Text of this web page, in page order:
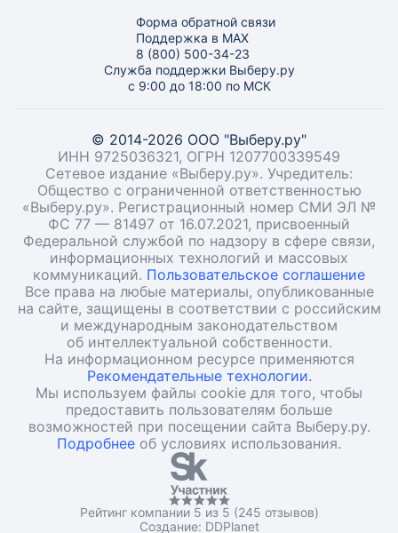
Форма обратной связи
Поддержка в MAX
8 (800) 500-34-23
Служба поддержки Выберу.ру
с 9:00 до 18:00 по МСК
© 2014-2026 ООО "Выберу.ру"
ИНН 9725036321, ОГРН 1207700339549
Сетевое издание «Выберу.ру». Учредитель:
Общество с ограниченной ответственностью
«Выберу.ру». Регистрационный номер СМИ ЭЛ №
ФС 77 — 81497 от 16.07.2021, присвоенный
Федеральной службой по надзору в сфере связи,
информационных технологий и массовых
коммуникаций. Пользовательское соглашение
Все права на любые материалы, опубликованные
на сайте, защищены в соответствии с российским
и международным законодательством
об интеллектуальной собственности.
На информационном ресурсе применяются
Рекомендательные технологии.
Мы используем файлы cookie для того, чтобы
предоставить пользователям больше
возможностей при посещении сайта Выберу.ру.
Подробнее об условиях использования.
Рейтинг компании 5 из 5 (245 отзывов)
Создание: DDPlanet